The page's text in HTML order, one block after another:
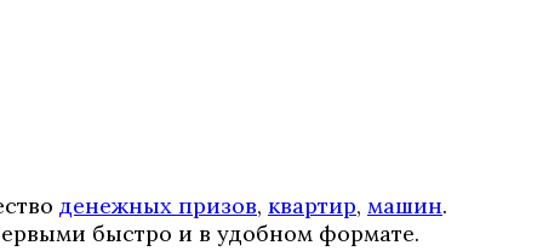
денежных призов, квартир, машин.
быстро и в удобном формате.